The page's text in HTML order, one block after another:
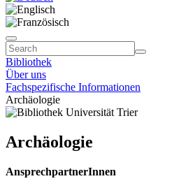
Bibliothek
Über uns
Fachspezifische Informationen
Archäologie
Archäologie
AnsprechpartnerInnen